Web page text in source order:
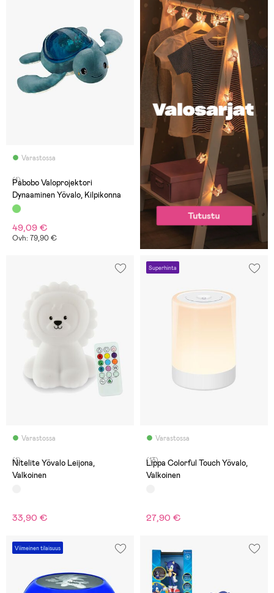
Varastossa
(1)
Pabobo Valoprojektori
Dynaaminen Yövalo, Kilpikonna
49,09 €
Ovh: 79,90 €
Varastossa
(1)
Nitelite Yövalo Leijona,
Valkoinen
33,90 €
Superhinta
Varastossa
(13)
Lippa Colorful Touch Yövalo,
Valkoinen
27,90 €
Viimeinen tilaisuus